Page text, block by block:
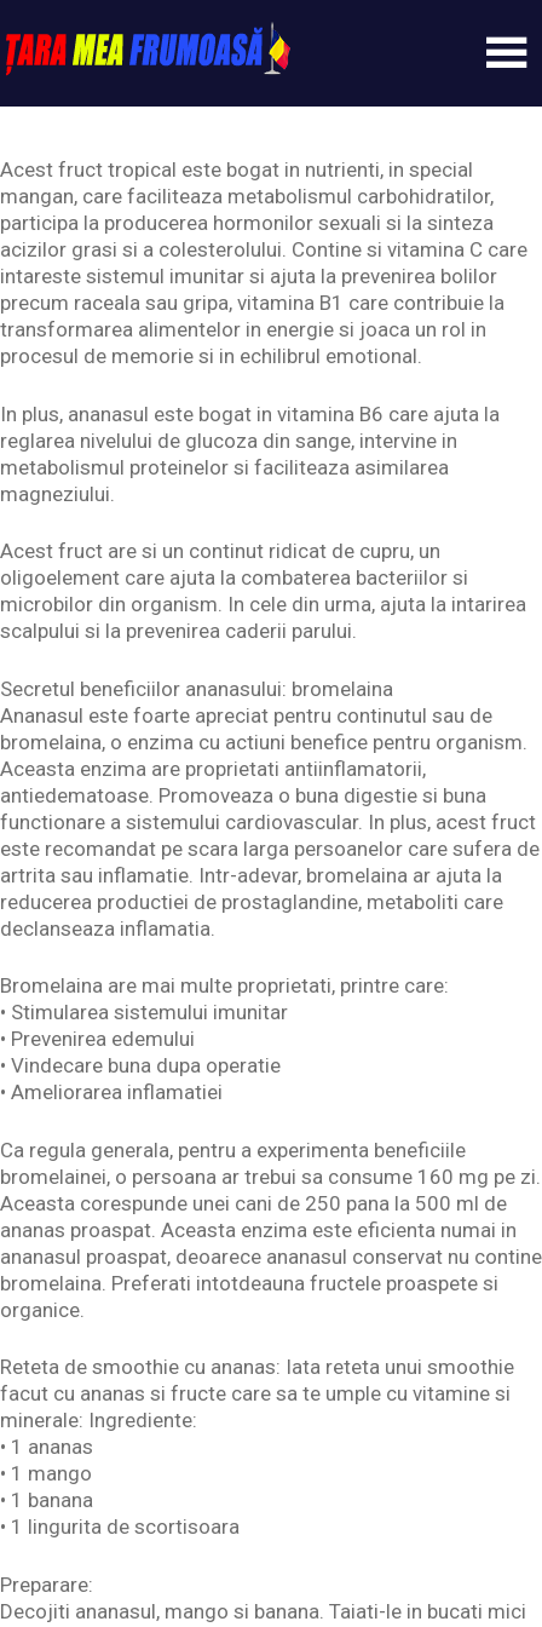
to
content
Tarameafrumoasa
Acest fruct tropical este bogat in nutrienti, in special
mangan, care faciliteaza metabolismul carbohidratilor,
participa la producerea hormonilor sexuali si la sinteza
acizilor grasi si a colesterolului. Contine si vitamina C care
intareste sistemul imunitar si ajuta la prevenirea bolilor
precum raceala sau gripa, vitamina B1 care contribuie la
transformarea alimentelor in energie si joaca un rol in
procesul de memorie si in echilibrul emotional.
In plus, ananasul este bogat in vitamina B6 care ajuta la
reglarea nivelului de glucoza din sange, intervine in
metabolismul proteinelor si faciliteaza asimilarea
magneziului.
Acest fruct are si un continut ridicat de cupru, un
oligoelement care ajuta la combaterea bacteriilor si
microbilor din organism. In cele din urma, ajuta la intarirea
scalpului si la prevenirea caderii parului.
Secretul beneficiilor ananasului: bromelaina
Ananasul este foarte apreciat pentru continutul sau de
bromelaina, o enzima cu actiuni benefice pentru organism.
Aceasta enzima are proprietati antiinflamatorii,
antiedematoase. Promoveaza o buna digestie si buna
functionare a sistemului cardiovascular. In plus, acest fruct
este recomandat pe scara larga persoanelor care sufera de
artrita sau inflamatie. Intr-adevar, bromelaina ar ajuta la
reducerea productiei de prostaglandine, metaboliti care
declanseaza inflamatia.
Bromelaina are mai multe proprietati, printre care:
• Stimularea sistemului imunitar
• Prevenirea edemului
• Vindecare buna dupa operatie
• Ameliorarea inflamatiei
Ca regula generala, pentru a experimenta beneficiile
bromelainei, o persoana ar trebui sa consume 160 mg pe zi.
Aceasta corespunde unei cani de 250 pana la 500 ml de
ananas proaspat. Aceasta enzima este eficienta numai in
ananasul proaspat, deoarece ananasul conservat nu contine
bromelaina. Preferati intotdeauna fructele proaspete si
organice.
Reteta de smoothie cu ananas: Iata reteta unui smoothie
facut cu ananas si fructe care sa te umple cu vitamine si
minerale: Ingrediente:
• 1 ananas
• 1 mango
• 1 banana
• 1 lingurita de scortisoara
Preparare:
Decojiti ananasul, mango si banana. Taiati-le in bucati mici